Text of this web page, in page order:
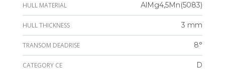
HULL MATERIAL AlMg4,5Mn(5083)
HULL THICKNESS 3 mm
TRANSOM DEADRISE 8°
CATEGORY CE D